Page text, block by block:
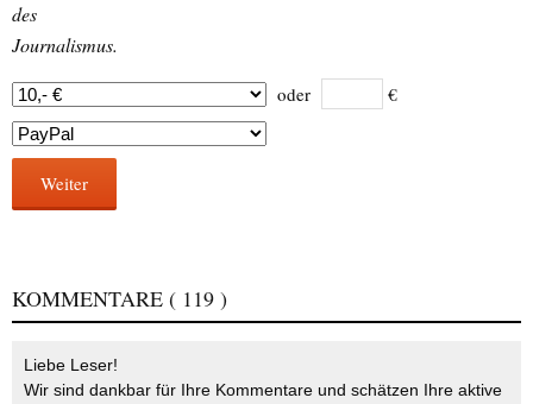
des
Journalismus.
oder €
Weiter
KOMMENTARE ( 119 )
Liebe Leser!
Wir sind dankbar für Ihre Kommentare und schätzen Ihre aktive